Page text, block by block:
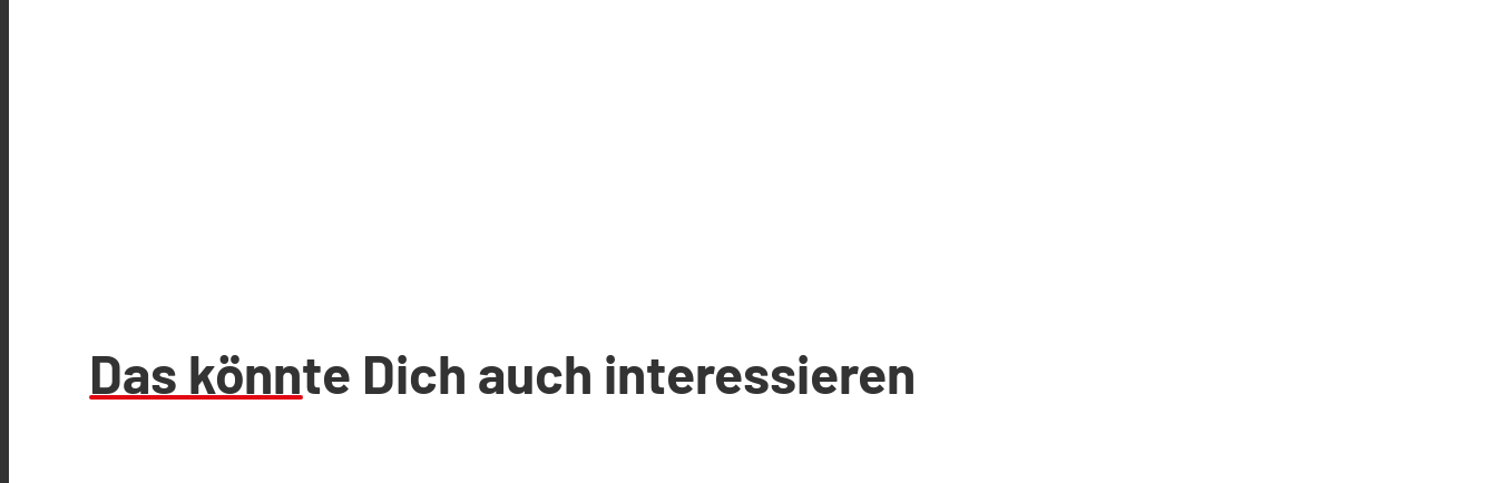
Das könnte Dich auch interessieren